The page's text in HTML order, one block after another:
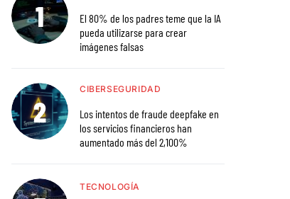
El 80% de los padres teme que la IA
pueda utilizarse para crear
imágenes falsas
CIBERSEGURIDAD
Los intentos de fraude deepfake en
los servicios financieros han
aumentado más del 2,100%
TECNOLOGÍA